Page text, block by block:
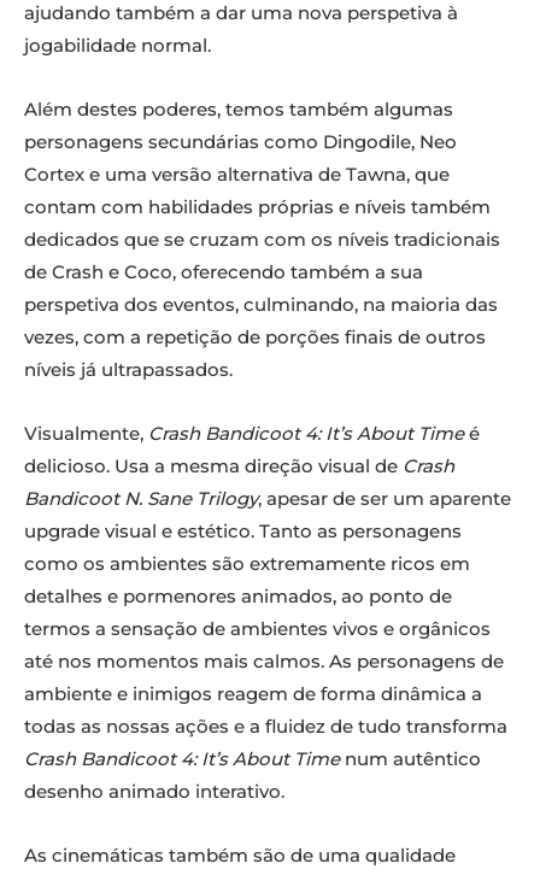
ajudando também a dar uma nova perspetiva à
jogabilidade normal.
Além destes poderes, temos também algumas
personagens secundárias como Dingodile, Neo
Cortex e uma versão alternativa de Tawna, que
contam com habilidades próprias e níveis também
dedicados que se cruzam com os níveis tradicionais
de Crash e Coco, oferecendo também a sua
perspetiva dos eventos, culminando, na maioria das
vezes, com a repetição de porções finais de outros
níveis já ultrapassados.
Visualmente, Crash Bandicoot 4: It’s About Timeé
delicioso. Usa a mesma direção visual de Crash
Bandicoot N. Sane Trilogy, apesar de ser um aparente
upgrade visual e estético. Tanto as personagens
como os ambientes são extremamente ricos em
detalhes e pormenores animados, ao ponto de
termos a sensação de ambientes vivos e orgânicos
até nos momentos mais calmos. As personagens de
ambiente e inimigos reagem de forma dinâmica a
todas as nossas ações e a fluidez de tudo transforma
Crash Bandicoot 4: It’s About Timenum autêntico
desenho animado interativo.
As cinemáticas também são de uma qualidade